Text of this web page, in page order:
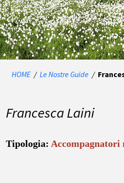
HOME / Le Nostre Guide /
Francesca Laini
Tipologia: Accompagnatori